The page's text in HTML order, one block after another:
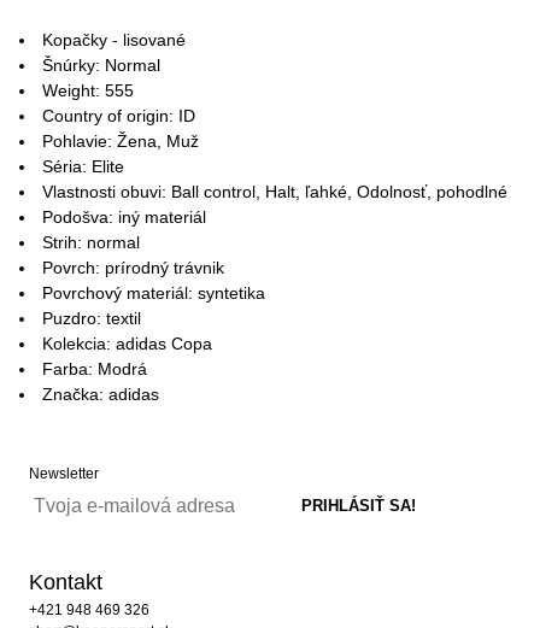
Kopačky - lisované
Šnúrky: Normal
Weight: 555
Country of origin: ID
Pohlavie: Žena, Muž
Séria: Elite
Vlastnosti obuvi: Ball control, Halt, ľahké, Odolnosť, pohodlné
Podošva: iný materiál
Strih: normal
Povrch: prírodný trávnik
Povrchový materiál: syntetika
Puzdro: textil
Kolekcia: adidas Copa
Farba: Modrá
Značka: adidas
Newsletter
Kontakt
+421 948 469 326